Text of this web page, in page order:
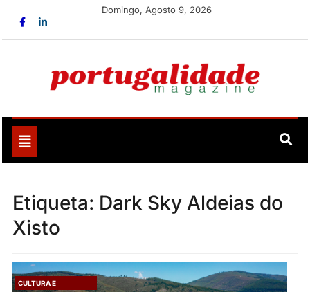
Domingo, Agosto 9, 2026
Portugalidade
Toggle
navigation
Etiqueta: Dark Sky Aldeias do
Xisto
CULTURA E